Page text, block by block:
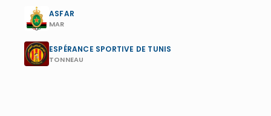
ASFAR
MAR
ESPÉRANCE SPORTIVE DE TUNIS
TONNEAU